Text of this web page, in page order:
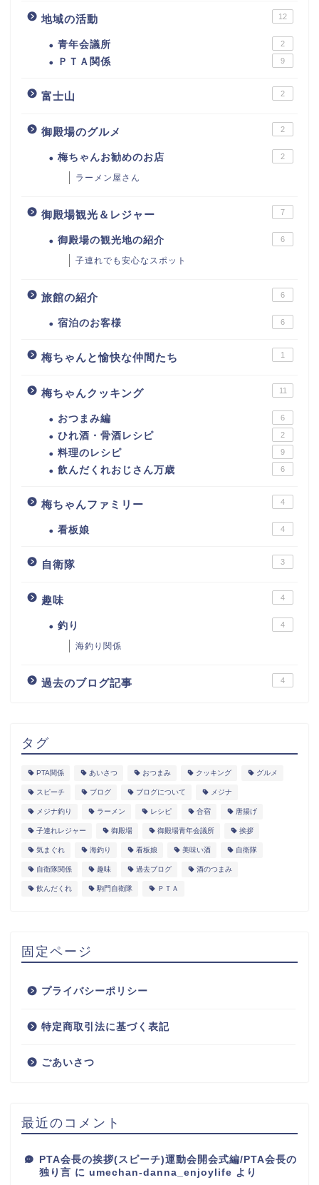
地域の活動 12
青年会議所 2
ＰＴＡ関係 9
富士山 2
御殿場のグルメ 2
梅ちゃんお勧めのお店 2
ラーメン屋さん
御殿場観光＆レジャー 7
御殿場の観光地の紹介 6
子連れでも安心なスポット
旅館の紹介 6
宿泊のお客様 6
梅ちゃんと愉快な仲間たち 1
梅ちゃんクッキング 11
おつまみ編 6
ひれ酒・骨酒レシピ 2
料理のレシピ 9
飲んだくれおじさん万歳 6
梅ちゃんファミリー 4
看板娘 4
自衛隊 3
趣味 4
釣り 4
海釣り関係
過去のブログ記事 4
タグ
PTA関係 あいさつ おつまみ クッキング グルメ
スピーチ ブログ ブログについて メジナ
メジナ釣り ラーメン レシピ 合宿 唐揚げ
子連れレジャー 御殿場 御殿場青年会議所 挨拶
気まぐれ 海釣り 看板娘 美味い酒 自衛隊
自衛隊関係 趣味 過去ブログ 酒のつまみ
飲んだくれ 駒門自衛隊 ＰＴＡ
固定ページ
プライバシーポリシー
特定商取引法に基づく表記
ごあいさつ
最近のコメント
PTA会長の挨拶(スピーチ)運動会開会式編/PTA会長の
独り言 に umechan-danna_enjoylife より